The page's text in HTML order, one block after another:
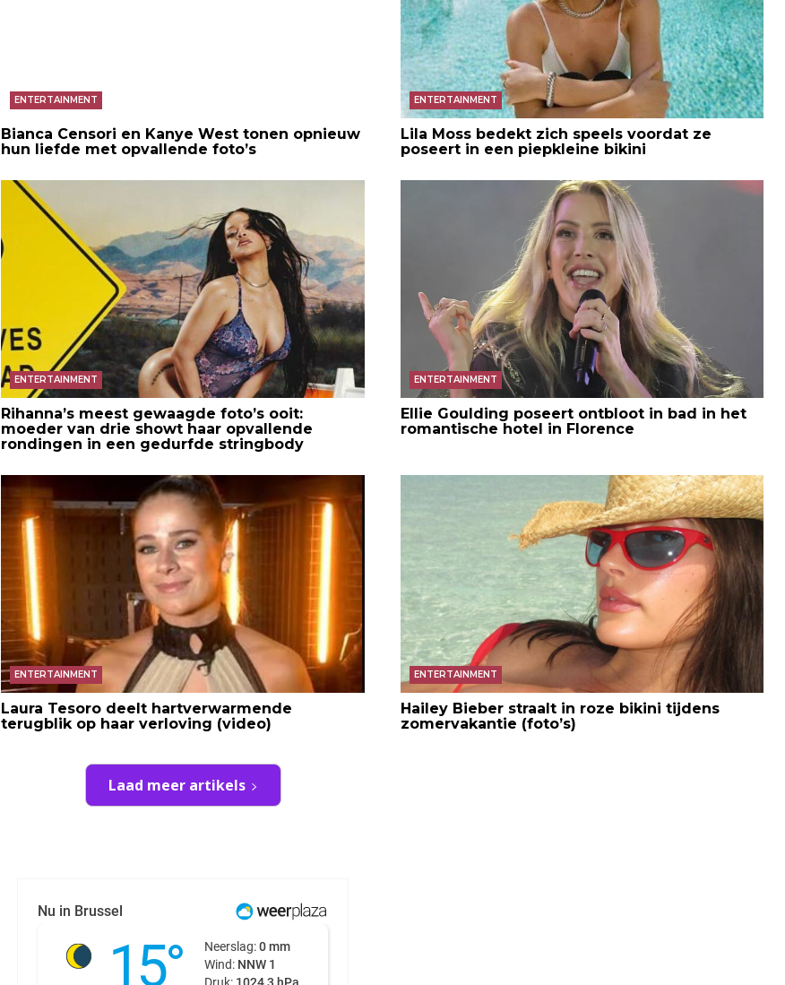
ENTERTAINMENT
Bianca Censori en Kanye West tonen opnieuw
hun liefde met opvallende foto’s
ENTERTAINMENT
Lila Moss bedekt zich speels voordat ze
poseert in een piepkleine bikini
ENTERTAINMENT
Rihanna’s meest gewaagde foto’s ooit:
moeder van drie showt haar opvallende
rondingen in een gedurfde stringbody
ENTERTAINMENT
Ellie Goulding poseert ontbloot in bad in het
romantische hotel in Florence
ENTERTAINMENT
Laura Tesoro deelt hartverwarmende
terugblik op haar verloving (video)
ENTERTAINMENT
Hailey Bieber straalt in roze bikini tijdens
zomervakantie (foto’s)
Laad meer artikels